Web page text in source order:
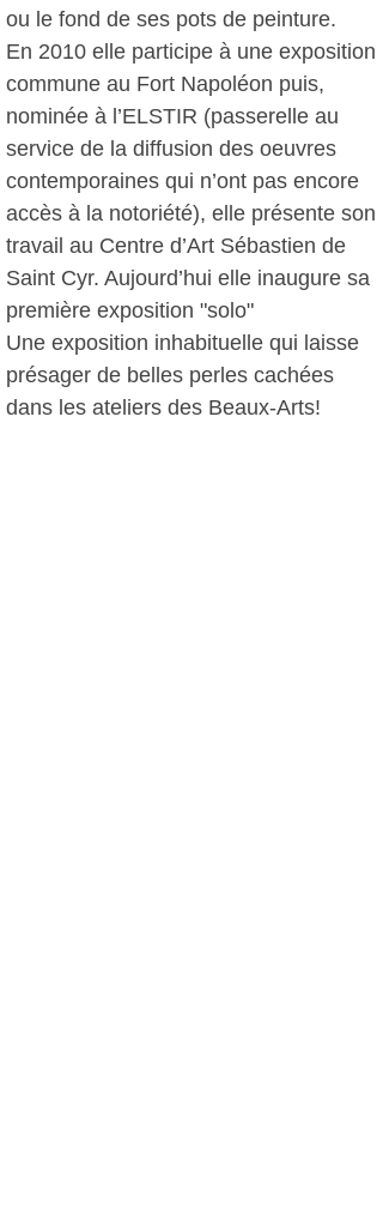
ou le fond de ses pots de peinture.
En 2010 elle participe à une exposition
commune au Fort Napoléon puis,
nominée à l’ELSTIR (passerelle au
service de la diffusion des oeuvres
contemporaines qui n’ont pas encore
accès à la notoriété), elle présente son
travail au Centre d’Art Sébastien de
Saint Cyr. Aujourd’hui elle inaugure sa
première exposition "solo"
Une exposition inhabituelle qui laisse
présager de belles perles cachées
dans les ateliers des Beaux-Arts!